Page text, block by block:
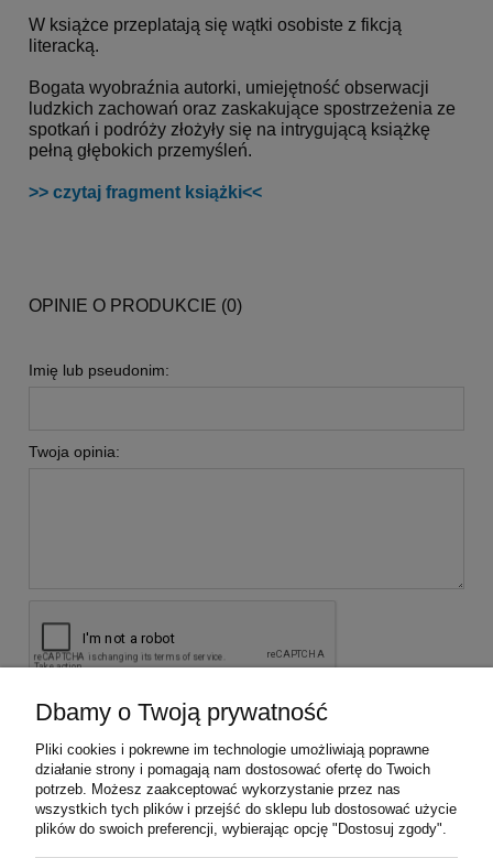
W książce przeplatają się wątki osobiste z fikcją
literacką.
Bogata wyobraźnia autorki, umiejętność obserwacji
ludzkich zachowań oraz zaskakujące spostrzeżenia ze
spotkań i podróży złożyły się na intrygującą książkę
pełną głębokich przemyśleń.
>> czytaj fragment książki<<
OPINIE O PRODUKCIE (0)
Imię lub pseudonim:
Twoja opinia:
KONTAKT Z NAMI
Dbamy o Twoją prywatność
Pliki cookies i pokrewne im technologie umożliwiają poprawne
działanie strony i pomagają nam dostosować ofertę do Twoich
potrzeb. Możesz zaakceptować wykorzystanie przez nas
wszystkich tych plików i przejść do sklepu lub dostosować użycie
plików do swoich preferencji, wybierając opcję "Dostosuj zgody".